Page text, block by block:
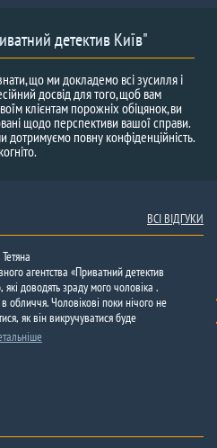
детектив Київ"
що ми докладемо всі зусилля і
досвід для того, щоб вам
клієнтам порожніх обіцянок, ви
щодо перспективи вашої справи.
дотримуємо повну конфіденційність.
ВСІ ВІДГУКИ
Тетяна
агентства «Приватний детектив
доводять зраду мого чоловіка .
Чоловікові поки нічого не
як він викручуватися буде
Даних про нього крім фото
звернутися за чиєюсь
агентств в інтернеті
зупинитися…